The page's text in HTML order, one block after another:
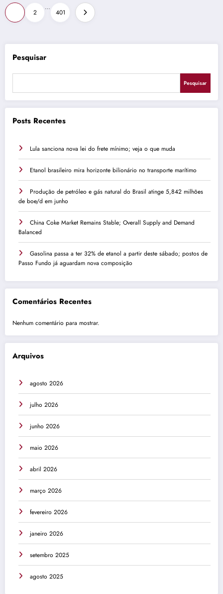
Paginação
de
posts
2
…
401
Pesquisar
Pesquisar
Posts Recentes
Lula sanciona nova lei do frete mínimo; veja o que muda
Etanol brasileiro mira horizonte bilionário no transporte marítimo
Produção de petróleo e gás natural do Brasil atinge 5,842 milhões
de boe/d em junho
China Coke Market Remains Stable; Overall Supply and Demand
Balanced
Gasolina passa a ter 32% de etanol a partir deste sábado; postos de
Passo Fundo já aguardam nova composição
Comentários Recentes
Nenhum comentário para mostrar.
Arquivos
agosto 2026
julho 2026
junho 2026
maio 2026
abril 2026
março 2026
fevereiro 2026
janeiro 2026
setembro 2025
agosto 2025